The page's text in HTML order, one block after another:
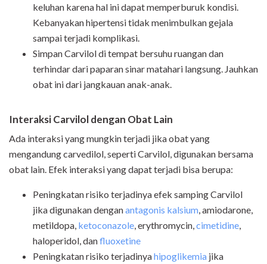
keluhan karena hal ini dapat memperburuk kondisi.
Kebanyakan hipertensi tidak menimbulkan gejala
sampai terjadi komplikasi.
Simpan Carvilol di tempat bersuhu ruangan dan
terhindar dari paparan sinar matahari langsung. Jauhkan
obat ini dari jangkauan anak-anak.
Interaksi Carvilol dengan Obat Lain
Ada interaksi yang mungkin terjadi jika obat yang
mengandung carvedilol, seperti Carvilol, digunakan bersama
obat lain. Efek interaksi yang dapat terjadi bisa berupa:
Peningkatan risiko terjadinya efek samping Carvilol
jika digunakan denganantagonis kalsium, amiodarone,
metildopa, ketoconazole,erythromycin,cimetidine,
haloperidol, danfluoxetine
Peningkatan risiko terjadinyahipoglikemia jika